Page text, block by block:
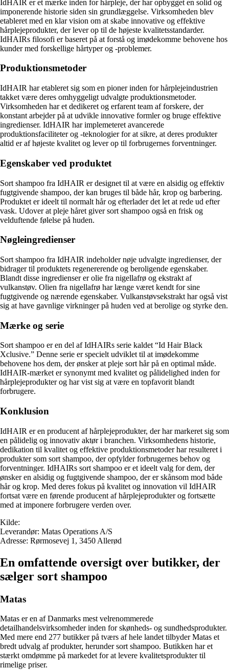
IdHAIR er et mærke inden for hårpleje, der har opbygget en solid og
imponerende historie siden sin grundlæggelse. Virksomheden blev
etableret med en klar vision om at skabe innovative og effektive
hårplejeprodukter, der lever op til de højeste kvalitetsstandarder.
IdHAIRs filosofi er baseret på at forstå og imødekomme behovene hos
kunder med forskellige hårtyper og -problemer.
Produktionsmetoder
IdHAIR har etableret sig som en pioner inden for hårplejeindustrien
takket være deres omhyggeligt udvalgte produktionsmetoder.
Virksomheden har et dedikeret og erfarent team af forskere, der
konstant arbejder på at udvikle innovative formler og bruge effektive
ingredienser. IdHAIR har implemeteret avancerede
produktionsfaciliteter og -teknologier for at sikre, at deres produkter
altid er af højeste kvalitet og lever op til forbrugernes forventninger.
Egenskaber ved produktet
Sort shampoo fra IdHAIR er designet til at være en alsidig og effektiv
fugtgivende shampoo, der kan bruges til både hår, krop og barbering.
Produktet er ideelt til normalt hår og efterlader det let at rede ud efter
vask. Udover at pleje håret giver sort shampoo også en frisk og
velduftende følelse på huden.
Nøgleingredienser
Sort shampoo fra IdHAIR indeholder nøje udvalgte ingredienser, der
bidrager til produktets regenererende og beroligende egenskaber.
Blandt disse ingredienser er olie fra nigellafrø og ekstrakt af
vulkanstøv. Olien fra nigellafrø har længe været kendt for sine
fugtgivende og nærende egenskaber. Vulkanstøvsekstrakt har også vist
sig at have gavnlige virkninger på huden ved at berolige og styrke den.
Mærke og serie
Sort shampoo er en del af IdHAIRs serie kaldet “Id Hair Black
Xclusive.” Denne serie er specielt udviklet til at imødekomme
behovene hos dem, der ønsker at pleje sort hår på en optimal måde.
IdHAIR-mærket er synonymt med kvalitet og pålidelighed inden for
hårplejeprodukter og har vist sig at være en topfavorit blandt
forbrugere.
Konklusion
IdHAIR er en producent af hårplejeprodukter, der har markeret sig som
en pålidelig og innovativ aktør i branchen. Virksomhedens historie,
dedikation til kvalitet og effektive produktionsmetoder har resulteret i
produkter som sort shampoo, der opfylder forbrugernes behov og
forventninger. IdHAIRs sort shampoo er et ideelt valg for dem, der
ønsker en alsidig og fugtgivende shampoo, der er skånsom mod både
hår og krop. Med deres fokus på kvalitet og innovation vil IdHAIR
fortsat være en førende producent af hårplejeprodukter og fortsætte
med at imponere forbrugere verden over.
Kilde:
Leverandør: Matas Operations A/S
Adresse: Rørmosevej 1, 3450 Allerød
En omfattende oversigt over butikker, der
sælger sort shampoo
Matas
Matas er en af Danmarks mest velrenommerede
detailhandelsvirksomheder inden for skønheds- og sundhedsprodukter.
Med mere end 277 butikker på tværs af hele landet tilbyder Matas et
bredt udvalg af produkter, herunder sort shampoo. Butikken har et
stærkt omdømme på markedet for at levere kvalitetsprodukter til
rimelige priser.